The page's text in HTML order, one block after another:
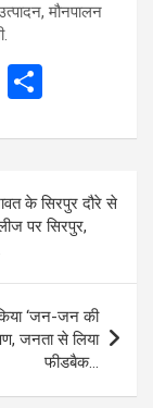
मौनपालन
C
py
n
ar
e
के सिरपुर दौरे से
पर सिरपुर,
‘जन-जन की
जनता से लिया
फीडबैक…